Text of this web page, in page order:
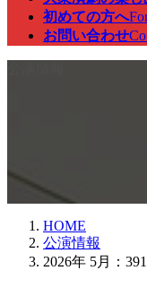
初めての方へ
お問い合わせ
HOME
公演情報
2026年 5月：